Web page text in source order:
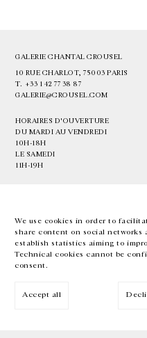
We use cookies in order to
share content on social
establish statistics aiming to
Technical cookies cannot be
consent.
Accept all
GALERIE CHANTAL CROUSEL
10 RUE CHARLOT, 75003 PARIS
T. +33 1 42 77 38 87
GALERIE@CROUSEL.COM
HORAIRES D'OUVERTURE
DU MARDI AU VENDREDI
10H-18H
LE SAMEDI
11H-19H
EN FR 中文 Facebook
Inscrivez-vous à notre newsletter